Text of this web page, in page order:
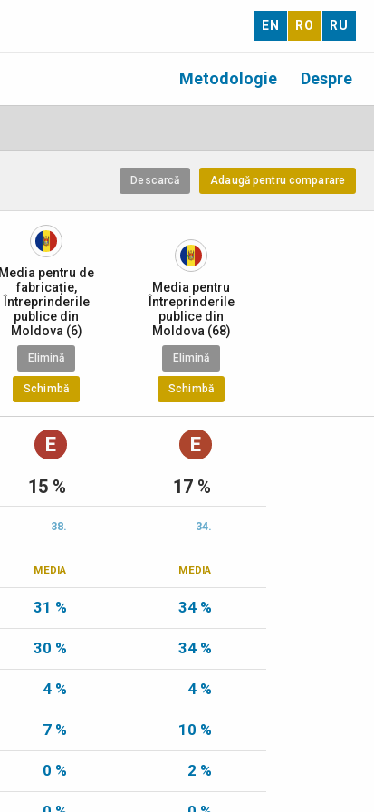
EN RO RU
Despre
Metodologie
Adaugă pentru comparare
Descarcă
Media pentru de
fabricație,
Întreprinderile
publice din
Moldova (6)
Elimină
Schimbă
Media pentru
Întreprinderile
publice din
Moldova (68)
Elimină
Schimbă
E E
15 % 17 %
38. 34.
MEDIA MEDIA
31 % 34 %
30 % 34 %
4 % 4 %
7 % 10 %
0 % 2 %